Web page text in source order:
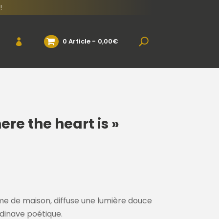
0 Article 0,00€
the heart is »
de maison, diffuse une lumière douce
poétique.